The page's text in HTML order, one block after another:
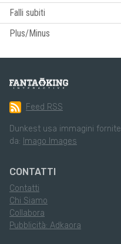
Falli subiti
Plus/Minus
Feed RSS
Dunkest usa immagini fornite
da: Imago Images
CONTATTI
Contatti
Chi Siamo
Collabora
Pubblicità: Adkaora